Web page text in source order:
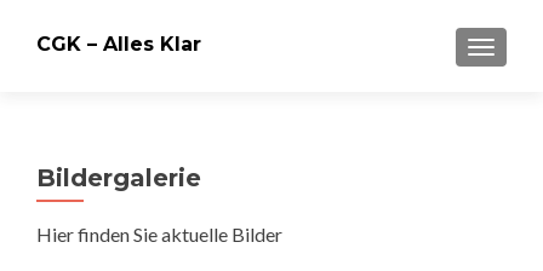
CGK – Alles Klar
Bildergalerie
Hier finden Sie aktuelle Bilder